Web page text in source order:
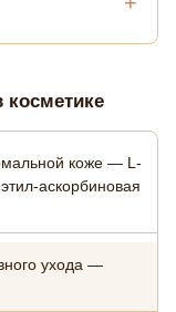
косметике
коже — L-
аскорбиновая
ухода —